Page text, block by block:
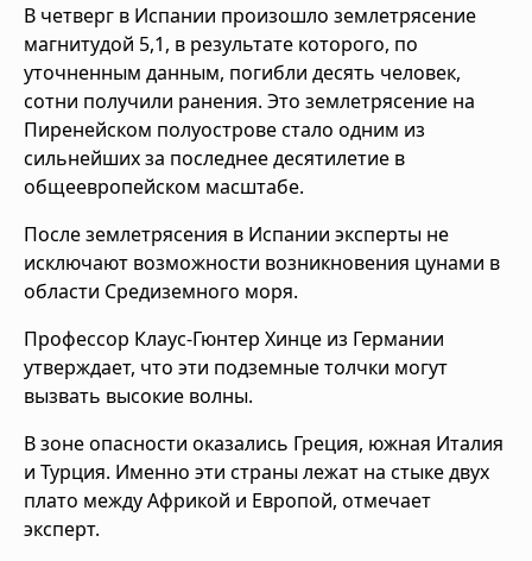
В четверг в Испании произошло землетрясение
магнитудой 5,1, в результате которого, по
уточненным данным, погибли десять человек,
сотни получили ранения. Это землетрясение на
Пиренейском полуострове стало одним из
сильнейших за последнее десятилетие в
общеевропейском масштабе.
После землетрясения в Испании эксперты не
исключают возможности возникновения цунами в
области Средиземного моря.
Профессор Клаус-Гюнтер Хинце из Германии
утверждает, что эти подземные толчки могут
вызвать высокие волны.
В зоне опасности оказались Греция, южная Италия
и Турция. Именно эти страны лежат на стыке двух
плато между Африкой и Европой, отмечает
эксперт.